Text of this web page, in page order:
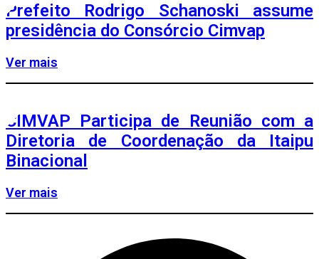
Prefeito Rodrigo Schanoski assume
presidência do Consórcio Cimvap
Ver mais
CIMVAP Participa de Reunião com a
Diretoria de Coordenação da Itaipu
Binacional
Ver mais